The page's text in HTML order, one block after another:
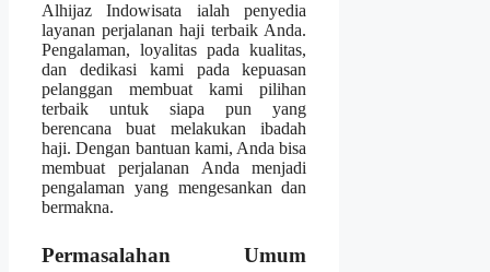
Alhijaz Indowisata ialah penyedia
layanan perjalanan haji terbaik Anda.
Pengalaman, loyalitas pada kualitas,
dan dedikasi kami pada kepuasan
pelanggan membuat kami pilihan
terbaik untuk siapa pun yang
berencana buat melakukan ibadah
haji. Dengan bantuan kami, Anda bisa
membuat perjalanan Anda menjadi
pengalaman yang mengesankan dan
bermakna.
Permasalahan Umum